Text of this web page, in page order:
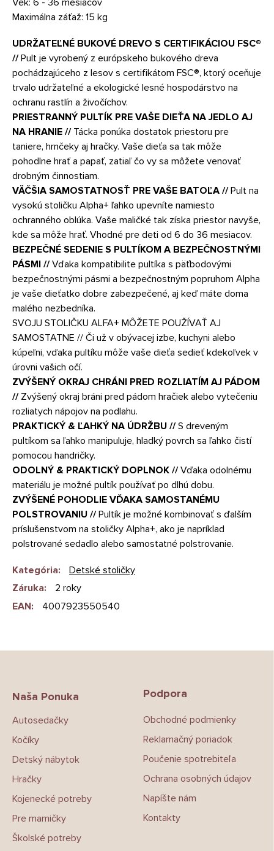
Maximálna záťaž: 15 kg
UDRŽATEĽNÉ BUKOVÉ DREVO S CERTIFIKÁCIOU FSC®
//Pult je vyrobený z európskeho bukového dreva
pochádzajúceho z lesov s certifikátom FSC®, ktorý oceňuje
trvalo udržateľné a ekologické lesné hospodárstvo na
ochranu rastlín a živočíchov.
PRIESTRANNÝ PULTÍK PRE VAŠE DIEŤA NA JEDLO AJ
NA HRANIE // Tácka ponúka dostatok priestoru pre
taniere, hrnčeky aj hračky. Vaše dieťa sa tak môže
pohodlne hrať a papať, zatiaľ čo vy sa môžete venovať
drobným činnostiam.
VÄČŠIA SAMOSTATNOSŤ PRE VAŠE BATOĽA //Pult na
vysokú stoličku Alpha+ ľahko upevníte namiesto
ochranného oblúka. Vaše maličké tak získa priestor navyše,
kde sa môže hrať. Vhodné pre deti od 6 do 36 mesiacov.
BEZPEČNÉ SEDENIE S PULTÍKOM A BEZPEČNOSTNÝMI
PÁSMI //Vďaka kompatibilite pultíka s päťbodovými
bezpečnostnými pásmi a bezpečnostným popruhom Alpha
je vaše dieťatko dobre zabezpečené, aj keď máte doma
malého nezbedníka.
SVOJU STOLIČKU ALFA+ MÔŽETE POUŽÍVAŤ AJ
SAMOSTATNE // Či už v obývacej izbe, kuchyni alebo
kúpeľni, vďaka pultíku môže vaše dieťa sedieť kdekoľvek v
úrovni vašich očí.
ZVÝŠENÝ OKRAJ CHRÁNI PRED ROZLIATÍM AJ PÁDOM
// Zvýšený okraj bráni pred pádom hračiek alebo vytečeniu
rozliatych nápojov na podlahu.
PRAKTICKÝ & ĽAHKÝ NA ÚDRŽBU //S dreveným
pultíkom sa ľahko manipuluje, hladký povrch sa ľahko čistí
pomocou handričky.
ODOLNÝ & PRAKTICKÝ DOPLNOK //Vďaka odolnému
materiálu je možné pultík používať po dlhú dobu.
ZVÝŠENÉ POHODLIE VĎAKA SAMOSTANÉMU
POLSTROVANIU //Pultík je možné kombinovať s ďalším
príslušenstvom na stoličky Alpha+, ako je napríklad
polstrované sedadlo alebo samostatné polstrovanie.
Kategória:
Detské stoličky
Záruka:
2 roky
EAN: 4007923550540
Naša Ponuka
Autosedačky
Kočíky
Detský nábytok
Hračky
Kojenecké potreby
Pre mamičky
Školské potreby
Podpora
Obchodné podmienky
Reklamačný poriadok
Poučenie spotrebiteľa
Ochrana osobných údajov
Napíšte nám
Kontakty